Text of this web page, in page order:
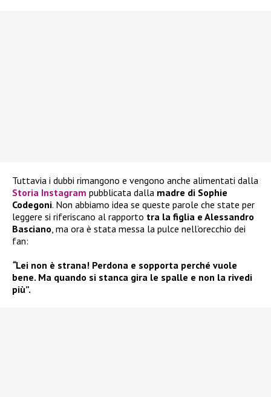
Tuttavia i dubbi rimangono e vengono anche alimentati dalla
Storia Instagram pubblicata dalla madre di Sophie
Codegoni. Non abbiamo idea se queste parole che state per
leggere si riferiscano al rapporto tra la figlia e Alessandro
Basciano, ma ora è stata messa la pulce nell’orecchio dei
fan:
“Lei non è strana! Perdona e sopporta perché vuole
bene. Ma quando si stanca gira le spalle e non la rivedi
più”.